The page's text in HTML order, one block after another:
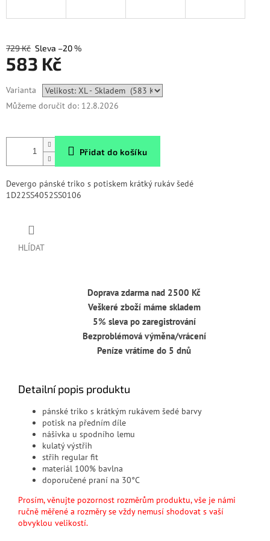
729 Kč –20 %
583 Kč
cena:
Varianta
Můžeme doručit do: 12.8.2026
Přidat do košíku
Devergo pánské triko s potiskem krátký rukáv šedé
1D22SS4052SS0106
HLÍDAT
Doprava zdarma nad 2500 Kč
Veškeré zboží máme skladem
5% sleva po zaregistrování
Bezproblémová výměna/vrácení
Peníze vrátíme do 5 dnů
Detailní popis produktu
pánské triko s krátkým rukávem šedé barvy
potisk na předním díle
nášivka u spodního lemu
kulatý výstřih
střih regular fit
materiál 100% bavlna
doporučené praní na 30°C
Prosím, věnujte pozornost rozměrům produktu, vše je námi
ručně měřené a rozměry se vždy nemusí shodovat s vaší
obvyklou velikostí.